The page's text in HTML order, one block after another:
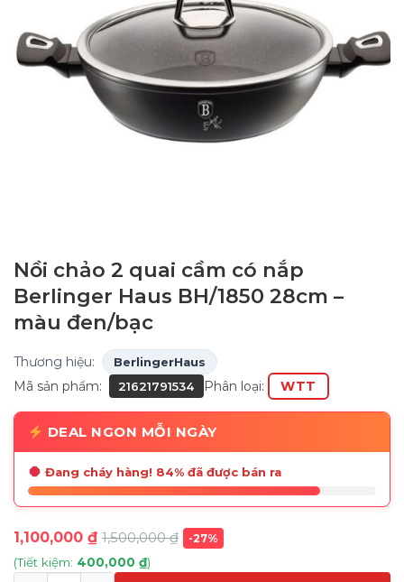
Nồi chảo 2 quai cầm có nắp
Berlinger Haus BH/1850 28cm –
màu đen/bạc
Thương hiệu: BerlingerHaus
Mã sản phẩm: 21621791534 Phân loại: WTT
DEAL NGON MỖI NGÀY
Đang cháy hàng! 84% đã được bán ra
1,100,000 ₫ 1,500,000₫ -27%
(Tiết kiệm: 400,000 ₫)